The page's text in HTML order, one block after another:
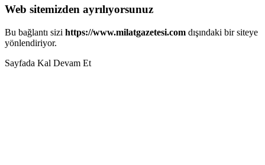
Web sitemizden ayrılıyorsunuz
Bu bağlantı sizi https://www.milatgazetesi.com dışındaki bir siteye
yönlendiriyor.
Sayfada Kal Devam Et